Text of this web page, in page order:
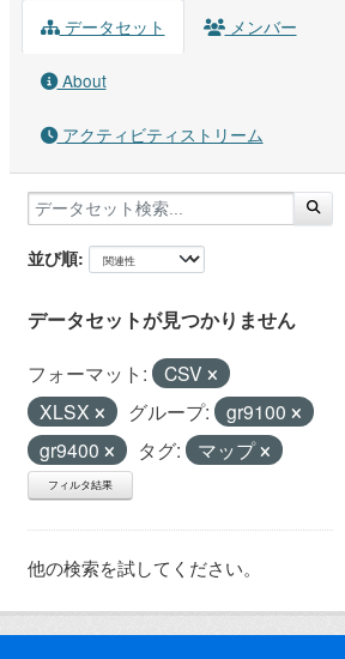
データセット メンバー
About
アクティビティストリーム
並び順
データセットが見つかりません
フォーマット:
CSV
XLSX
グループ:
gr9100
gr9400
タグ: マップ
フィルタ結果
他の検索を試してください。